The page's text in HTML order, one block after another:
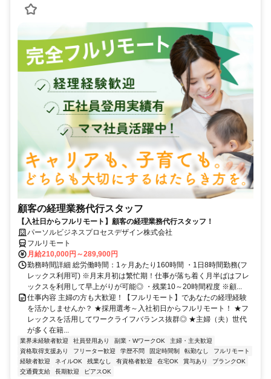
顧客の経理業務代行スタッフ
【入社日からフルリモート】顧客の経理業務代行スタッフ！
パーソルビジネスプロセスデザイン株式会社
フルリモート
月給210,000円～289,900円
勤務時間詳細 総労働時間：1ヶ月あたり160時間 ・1日8時間勤務(フ
レックス利用可) ※月末月初は繁忙期！仕事が落ち着く月半ばはフレ
ックスを利用して早上がりが可能◎ ・残業10～20時間程度 ※顧...
仕事内容 主婦の方も大歓迎！【フルリモート】であなたの経理経験
を活かしませんか？ ★採用選考～入社初日からフルリモート！ ★フ
レックスを活用してワークライフバランス抜群◎ ★主婦（夫）世代
が多く在籍...
業界未経験者歓迎 社員登用あり 副業・WワークOK
主婦・主夫歓迎
資格取得支援あり
フリーター歓迎 学歴不問 固定時間制 転勤なし
フルリモート
経験者歓迎
ネイルOK 残業なし 有資格者歓迎 在宅OK 賞与あり
ブランクOK
交通費支給
長期歓迎 ピアスOK